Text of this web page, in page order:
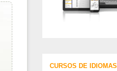
CURSOS DE IDIOMAS